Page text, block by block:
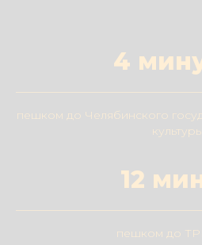
4
пешком до Челябинского
культуры
12
пешком до